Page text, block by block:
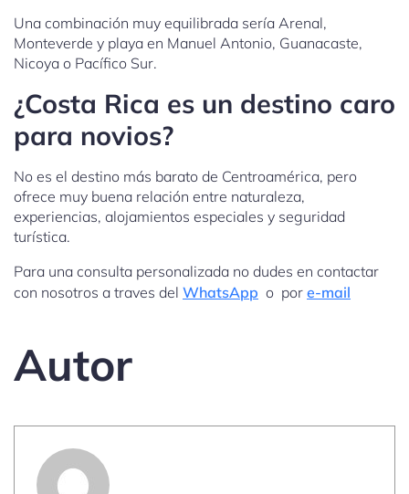
Una combinación muy equilibrada sería Arenal,
Monteverde y playa en Manuel Antonio, Guanacaste,
Nicoya o Pacífico Sur.
¿Costa Rica es un destino caro
para novios?
No es el destino más barato de Centroamérica, pero
ofrece muy buena relación entre naturaleza,
experiencias, alojamientos especiales y seguridad
turística.
Para una consulta personalizada no dudes en contactar
con nosotros a traves del WhatsApp o por e-mail
Autor